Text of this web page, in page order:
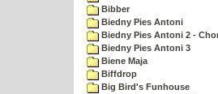
Bibber
Biedny Pies Antoni
Biedny Pies Antoni 2 -
Biedny Pies Antoni 3
Biene Maja
Biffdrop
Big Bird's Funhouse